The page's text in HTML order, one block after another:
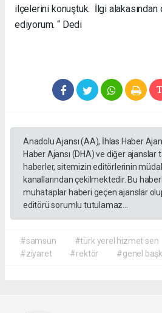
ilçelerini konuştuk. İlgi alakasından
ediyorum. “ Dedi
Anadolu Ajansı (AA), İhlas Haber
Haber Ajansı (DHA) ve diğer
haberler, sitemizin editörlerinin
kanallarından çekilmektedir. Bu
muhataplar haberi geçen ajanslar
editörü sorumlu tutulamaz...
#samsun #türk yerel hizmet sen
#ziyaret
#rektör #genel